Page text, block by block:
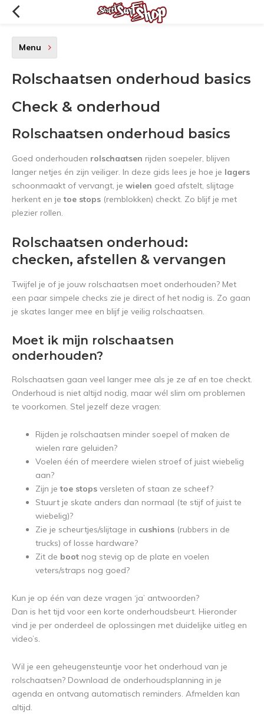
Menu
Rolschaatsen onderhoud basics
Check & onderhoud
Rolschaatsen onderhoud basics
Goed onderhouden rolschaatsen rijden soepeler, blijven
langer netjes én zijn veiliger. In deze gids lees je hoe je lagers
schoonmaakt of vervangt, je wielen goed afstelt, slijtage
herkent en jetoe stops (remblokken) checkt. Zo blijf je met
plezier rollen.
Rolschaatsen onderhoud:
checken, afstellen & vervangen
Twijfel je of je jouw rolschaatsen moet onderhouden? Met
een paar simpele checks zie je direct of het nodig is. Zo gaan
je skates langer mee en blijf je veilig rolschaatsen.
Moet ik mijn rolschaatsen
onderhouden?
Rolschaatsen gaan veel langer mee als je ze af en toe checkt.
Onderhoud is niet altijd nodig, maar wél slim om problemen
te voorkomen. Stel jezelf deze vragen:
Rijden je rolschaatsen minder soepel of maken de
wielen rare geluiden?
Voelen één of meerdere wielen stroef of juist wiebelig
aan?
Zijn jetoe stops versleten of staan ze scheef?
Stuurt je skate anders dan normaal (te stijf of juist te
wiebelig)?
Zie je scheurtjes/slijtage in cushions (rubbers in de
trucks) of losse hardware?
Zit de boot nog stevig op de plate en voelen
veters/straps nog goed?
Kun je op één van deze vragen ‘ja’ antwoorden?
Dan is het tijd voor een korte onderhoudsbeurt. Hieronder
vind je per onderdeel de oplossingen met duidelijke uitleg en
video’s.
Wil je een geheugensteuntje voor het onderhoud van je
rolschaatsen? Download de onderhoudsplanning in je
agenda en ontvang automatisch reminders. Afmelden kan
altijd.